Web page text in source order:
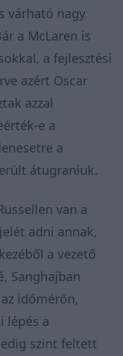
várható nagy
a McLaren is
a fejlesztési
azért Oscar
azzal
e a
a
átugraniuk.
van a
adni annak,
a vezető
Sanghajban
időmérőn,
lépés a
szint feltett